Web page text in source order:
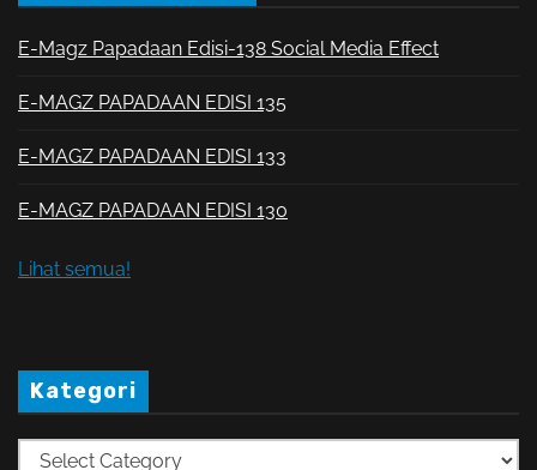
E-Magz Papadaan Edisi-138 Social Media Effect
E-MAGZ PAPADAAN EDISI 135
E-MAGZ PAPADAAN EDISI 133
E-MAGZ PAPADAAN EDISI 130
Lihat semua!
Kategori